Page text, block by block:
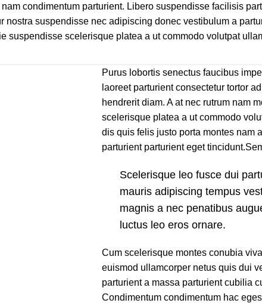
condimentum parturient. Libero suspendisse facilisis
nostra suspendisse nec adipiscing donec vestibulum a
suspendisse scelerisque platea a ut commodo volutpat
Purus lobortis senectus faucibus
laoreet parturient consectetur tortor
hendrerit diam. A at nec rutrum nam
scelerisque platea a ut commodo
dis quis felis justo porta montes nam
parturient parturient eget
Scelerisque leo fusce dui
mauris adipiscing tempus
magnis a nec penatibus
luctus leo eros ornare.
Cum scelerisque montes conubia
euismod ullamcorper netus quis dui
parturient a massa parturient cubilia
Condimentum condimentum hac